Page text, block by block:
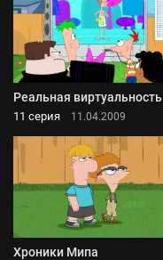
Реальная виртуальность
11 серия 11.04.2009
Хроники Мипа